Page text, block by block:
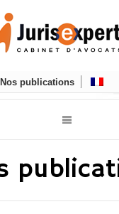
Nos publications